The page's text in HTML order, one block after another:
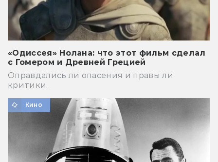
«Одиссея» Нолана: что этот фильм сделал
с Гомером и Древней Грецией
Оправдались ли опасения и правы ли
критики.
Кино